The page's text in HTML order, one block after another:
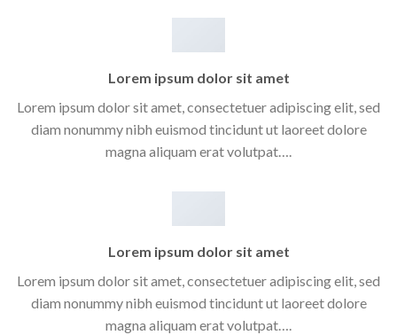
Lorem ipsum dolor sit amet
Lorem ipsum dolor sit amet, consectetuer adipiscing elit, sed
diam nonummy nibh euismod tincidunt ut laoreet dolore
magna aliquam erat volutpat….
Lorem ipsum dolor sit amet
Lorem ipsum dolor sit amet, consectetuer adipiscing elit, sed
diam nonummy nibh euismod tincidunt ut laoreet dolore
magna aliquam erat volutpat….